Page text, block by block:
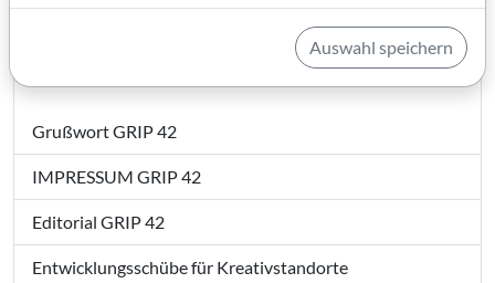
Grußwort GRIP 42
IMPRESSUM GRIP 42
Editorial GRIP 42
Entwicklungsschübe für Kreativstandorte
Auswahl speichern